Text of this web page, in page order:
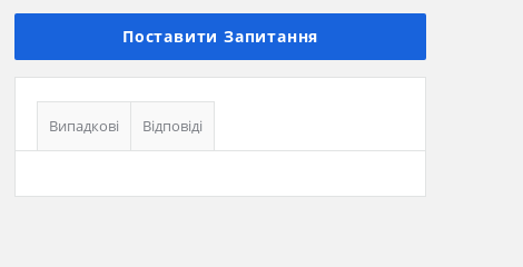
Поставити Запитання
Випадкові Відповіді